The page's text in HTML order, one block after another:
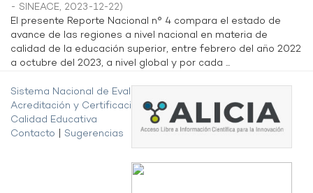
- SINEACE, 2023-12-22)
El presente Reporte Nacional n° 4 compara el estado de
avance de las regiones a nivel nacional en materia de
calidad de la educación superior, entre febrero del año 2022
a octubre del 2023, a nivel global y por cada ...
Sistema Nacional de Evaluación,
Acreditación y Certificación de la
Calidad Educativa
Contacto
Sugerencias